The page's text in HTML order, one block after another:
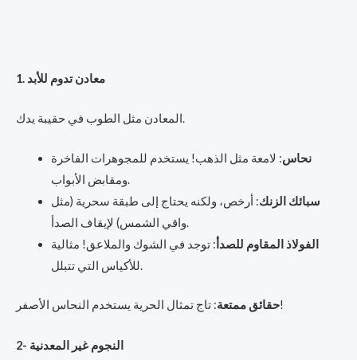
1. معادن تدوم للأبد
المعادن مثل الطوب في حقيبة يدك.
نحاس: لامعة مثل الذهب! يستخدم للمجوهرات الفاخرة
ومقابض الأبواب.
سبائك الزنك: أرخص، ولكنه يحتاج إلى طبقة سحرية (مثل
واقي الشمس) لإيقاف الصدأ.
الفولاذ المقاوم للصدأ: توجد في الشوك والملاعق! مثالية
للأكياس التي تتبلل.
حقائق ممتعة: تاج تمثال الحرية يستخدم النحاس الأصفر!
2- النجوم غير المعدنية